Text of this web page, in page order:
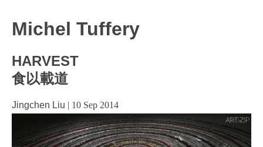
Michel Tuffery
HARVEST
食以載道
Jingchen Liu | 10 Sep 2014